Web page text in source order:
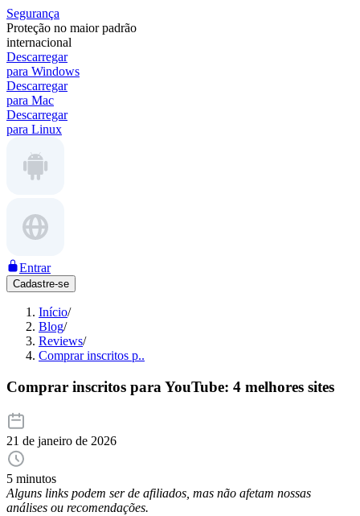
Segurança
Proteção no maior padrão
internacional
Descarregar
para Windows
Descarregar
para Mac
Descarregar
para Linux
Entrar
Cadastre-se
Início/
Blog/
Reviews/
Comprar inscritos p..
Comprar inscritos para YouTube: 4 melhores sites
21 de janeiro de 2026
5 minutos
Alguns links podem ser de afiliados, mas não afetam nossas
análises ou recomendações.